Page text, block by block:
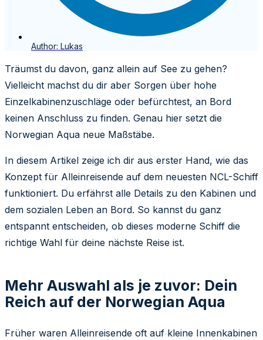
Author: Lukas
Träumst du davon, ganz allein auf See zu gehen?
Vielleicht machst du dir aber Sorgen über hohe
Einzelkabinenzuschläge oder befürchtest, an Bord
keinen Anschluss zu finden. Genau hier setzt die
Norwegian Aqua neue Maßstäbe.
In diesem Artikel zeige ich dir aus erster Hand, wie das
Konzept für Alleinreisende auf dem neuesten NCL-Schiff
funktioniert. Du erfährst alle Details zu den Kabinen und
dem sozialen Leben an Bord. So kannst du ganz
entspannt entscheiden, ob dieses moderne Schiff die
richtige Wahl für deine nächste Reise ist.
Mehr Auswahl als je zuvor: Dein
Reich auf der Norwegian Aqua
Früher waren Alleinreisende oft auf kleine Innenkabinen